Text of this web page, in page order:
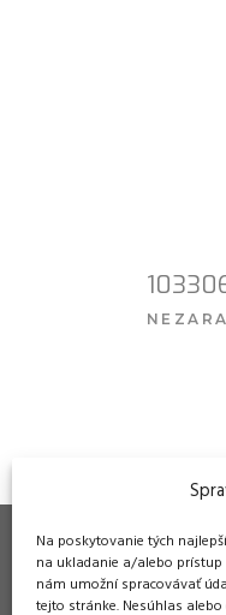
Na poskytovanie tých
na ukladanie a/alebo
nám umožní spracovávať
tejto stránke. Nesúhlas